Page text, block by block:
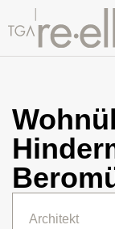
Architekt